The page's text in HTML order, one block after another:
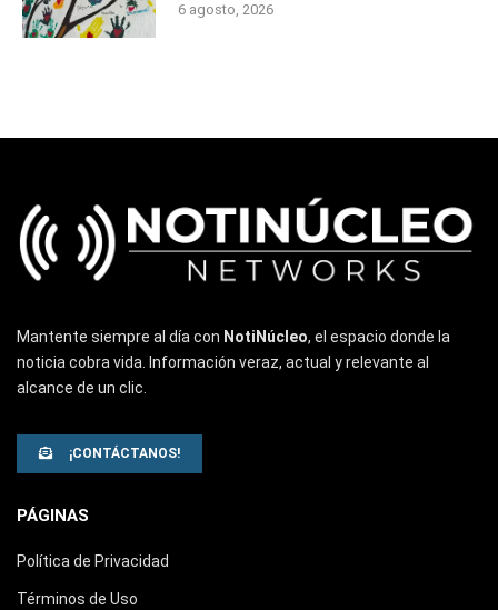
6 agosto, 2026
Mantente siempre al día con NotiNúcleo, el espacio donde la
noticia cobra vida. Información veraz, actual y relevante al
alcance de un clic.
¡CONTÁCTANOS!
PÁGINAS
Política de Privacidad
Términos de Uso